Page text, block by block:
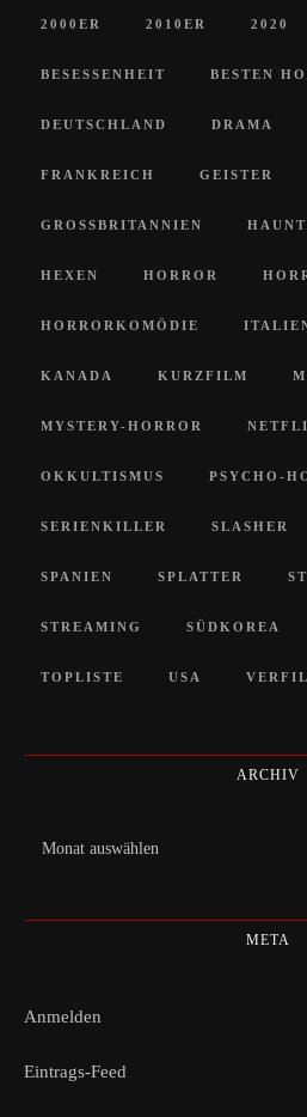
2000ER 2010ER 2020
BESESSENHEIT BESTEN
DEUTSCHLAND DRAMA
FRANKREICH GEISTER
GROSSBRITANNIEN
HEXEN HORROR
HORRORKOMÖDIE
KANADA KURZFILM
MYSTERY-HORROR
OKKULTISMUS PSYCHO-
SERIENKILLER SLASHER
SPANIEN SPLATTER
STREAMING SÜDKOREA
TOPLISTE USA
ARCHIV
Archiv
META
Anmelden
Eintrags-Feed